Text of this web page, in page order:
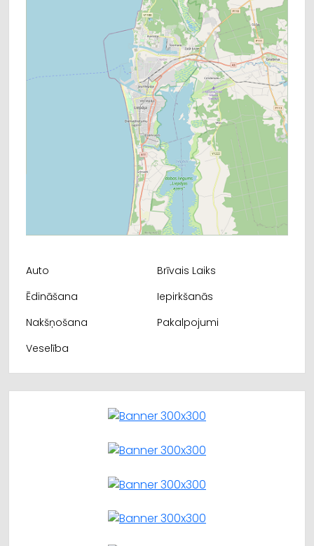
Auto
Brīvais Laiks
Ēdināšana
Iepirkšanās
Nakšņošana
Pakalpojumi
Veselība